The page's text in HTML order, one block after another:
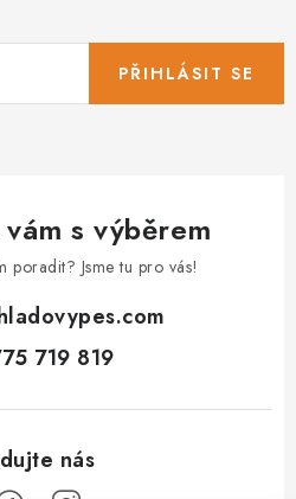
PŘIHLÁSIT SE
s výběrem
poradit? Jsme tu pro vás!
719 819